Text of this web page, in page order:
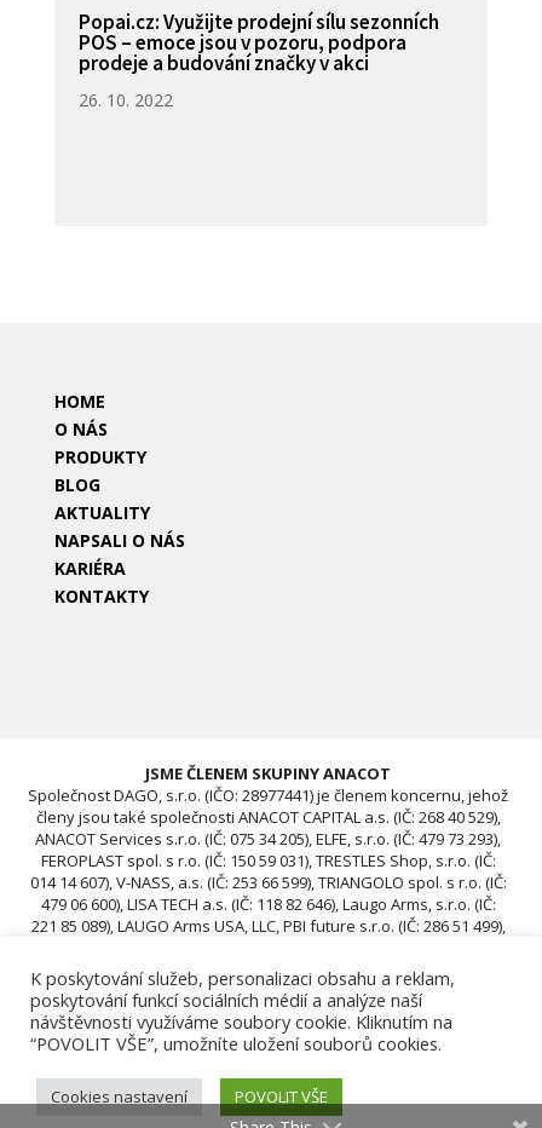
Popai.cz: Využijte prodejní sílu sezonních
POS – emoce jsou v pozoru, podpora
prodeje a budování značky v akci
26. 10. 2022
HOME
O NÁS
PRODUKTY
BLOG
AKTUALITY
NAPSALI O NÁS
KARIÉRA
KONTAKTY
K poskytování služeb, personalizaci obsahu a reklam,
poskytování funkcí sociálních médií a analýze naší
návštěvnosti využíváme soubory cookie. Kliknutím na
“POVOLIT VŠE”, umožníte uložení souborů cookies.
Cookies nastavení POVOLIT VŠE
JSME ČLENEM SKUPINY ANACOT
Společnost DAGO, s.r.o. (IČO: 28977441) je členem koncernu, jehož
členy jsou také společnosti ANACOT CAPITAL a.s. (IČ: 268 40 529),
ANACOT Services s.r.o. (IČ: 075 34 205), ELFE, s.r.o. (IČ: 479 73 293),
FEROPLAST spol. s r.o. (IČ: 150 59 031), TRESTLES Shop, s.r.o. (IČ:
014 14 607), V-NASS, a.s. (IČ: 253 66 599), TRIANGOLO spol. s r.o. (IČ:
479 06 600), LISA TECH a.s. (IČ: 118 82 646), Laugo Arms, s.r.o. (IČ:
221 85 089), LAUGO Arms USA, LLC, PBI future s.r.o. (IČ: 286 51 499),
12 681), ROTIS SKUPINA d.o.o., ROTIS, d.o.o., DAGO, s.r.o. (IČO:
28977441), ACAV 26-A s.r.o. (IČO: 24970646), ACAV 26-B s.r.o. (IČO:
24970662)